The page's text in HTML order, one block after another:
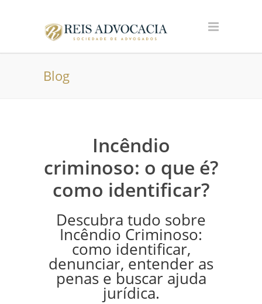
Blog
Incêndio
criminoso: o que é?
como identificar?
Descubra tudo sobre
Incêndio Criminoso:
como identificar,
denunciar, entender as
penas e buscar ajuda
jurídica.